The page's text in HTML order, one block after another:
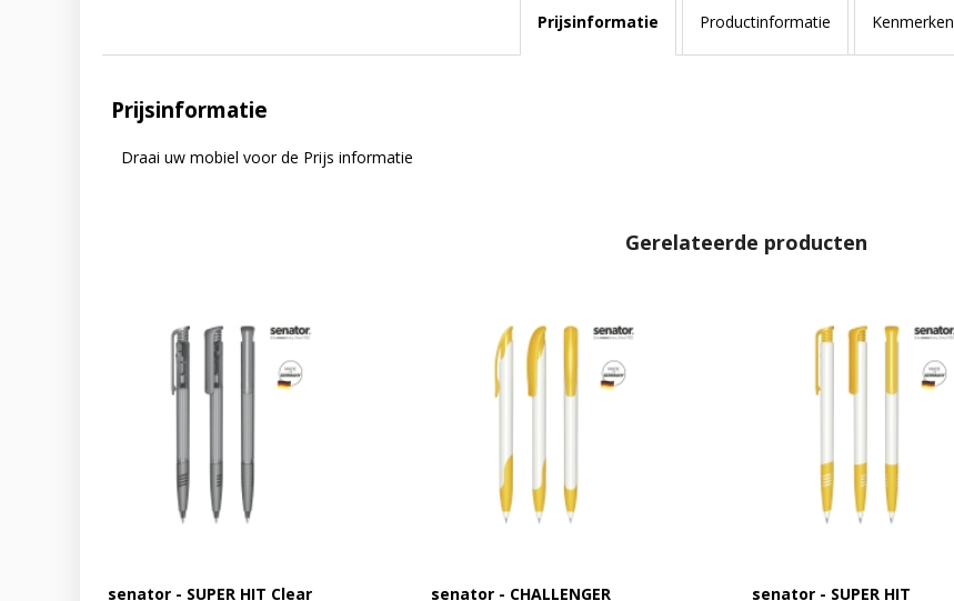
Prijsinformatie Productinformatie Kenmerken
Prijsinformatie
Draai uw mobiel voor de Prijs informatie
Gerelateerde producten
senator - SUPER HIT Clear
senator - CHALLENGER
senator - SUPER HIT